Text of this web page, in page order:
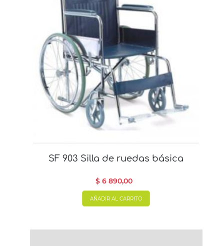
SF 903 Silla de ruedas básica
$ 6 890,00
AÑADIR AL CARRITO